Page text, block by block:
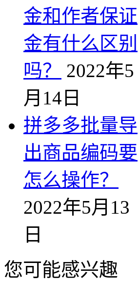
金和作者保证
金有什么区别
吗？
2022年5
月14日
拼多多批量导
出商品编码要
怎么操作？
2022年5月13
日
您可能感兴趣